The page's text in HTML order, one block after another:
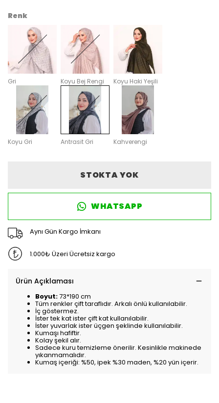
Renk
Gri Koyu Bej Rengi Koyu Haki Yeşili
Koyu Gri Antrasit Gri Kahverengi
STOKTA YOK
WHATSAPP
Aynı Gün Kargo İmkanı
1.000₺ Üzeri Ücretsiz kargo
Ürün Açıklaması
Boyut:73*190 cm
Tüm renkler çift taraflıdır. Arkalı önlü kullanılabilir.
İç göstermez.
İster tek kat ister çift kat kullanılabilir.
İster yuvarlak ister üçgen şeklinde kullanılabilir.
Kumaşı hafiftir.
Kolay şekil alır.
Sadece kuru temizleme önerilir. Kesinlikle makinede
yıkanmamalıdır.
Kumaş içeriği: %50, ipek %30 maden, %20 yün içerir.